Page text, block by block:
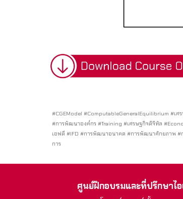
#CGEModel #ComputableGeneralEquilibrium #เ
#การพัฒนาองค์กร #Training #เศรษฐกิจดิจิทัล
เอฟดี #IFD #การพัฒนาอนาคต #การพัฒนาศักยภาพ
การ
ศูนย์ฝึกอบรมและที่ปรึกษาไ